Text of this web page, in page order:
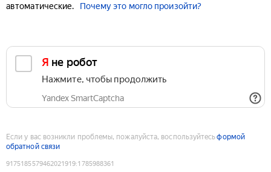
автоматические.
Почему это могло произойти?
Я не робот
Нажмите, чтобы продолжить
Yandex SmartCaptcha
Если у вас возникли проблемы, пожалуйста, воспользуйтесьформой
обратной связи
9175185579462021919:1785988361